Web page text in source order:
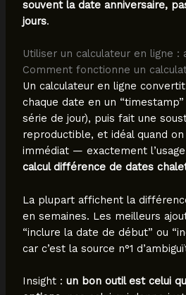
souvent la date anniversaire,
jours.
Utiliser un calculateur en ligne :
Comment fonctionne un
Un calculateur en ligne
chaque date en un
série de jour), puis fait une
reproductible, et idéal quand
immédiat — exactement
calcul différence de dates
La plupart affichent la
en semaines. Les meilleurs
“inclure la date de début” ou
car c’est la source n°1
Insight : un bon outil est celui